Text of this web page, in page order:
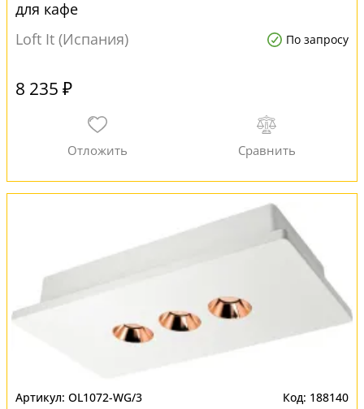
для кафе
Loft It (Испания)
По запросу
8 235 ₽
OL1072-WG/3 188140